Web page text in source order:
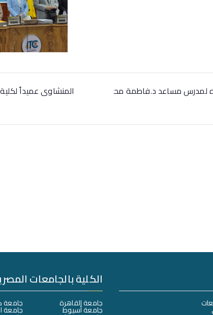
لمدرس مساعد د.فاطمة مح
المنشاوى عميداً
الكلية بالجامعات
جامعة القاهرة
جامعة أسيوط
جامعة
جامعة